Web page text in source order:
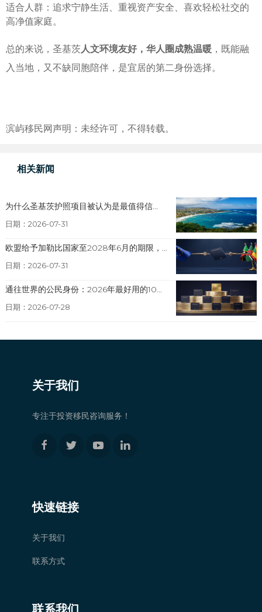
适合人群：追求宁静生活、重视资产安全、喜欢轻松社交的
高净值家庭。
总的来说，圣基茨人文环境友好，华人圈成熟温暖 ，既能融
入当地，又不缺同胞陪伴，是宜居的第二身份选择。
滨屿移民网声明：未经许可，不得转载。
相关新闻
为什么圣基茨护照项目被认为是最值得信...
日期：2026-07-31
欧盟给予加勒比国家至2028年6月的期限，...
日期：2026-07-31
通往世界的公民身份：2026年最好用的10...
日期：2026-07-28
关于我们
专注于投资移民咨询服务！
快速链接
关于我们
联系方式
联系我们